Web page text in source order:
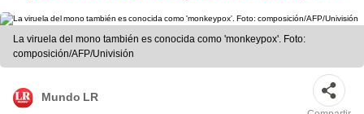
La viruela del mono también es conocida como 'monkeypox'. Foto:
composición/AFP/Univisión
Mundo LR